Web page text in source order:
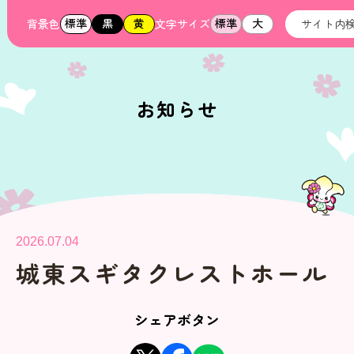
背景色 標準 黒 黄 文字サイズ 標準 大
お知らせ
2026.07.04
城東スギタクレストホール
シェアボタン